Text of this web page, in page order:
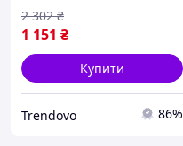
1 151 ₴
2 302 ₴
Купити
Trendovo 86%